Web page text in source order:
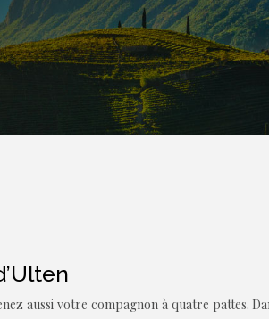
aussi votre compagnon à quatre pattes.